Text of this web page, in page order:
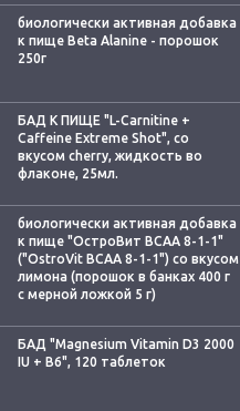
биологически активная добавка
к пище Beta Alanine - порошок
250г
БАД К ПИЩЕ "L-Carnitine +
Caffeine Extreme Shot", со
вкусом cherry, жидкость во
флаконе, 25мл.
биологически активная добавка
к пище "ОстроВит BCAA 8-1-1"
("OstroVit BCAA 8-1-1") со вкусом
лимона (порошок в банках 400 г
с мерной ложкой 5 г)
БАД "Magnesium Vitamin D3 2000
IU + B6", 120 таблеток